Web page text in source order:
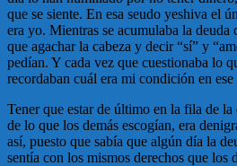
que se siente. En esa seudo yeshiva el
era yo. Mientras se acumulaba la deuda
que agachar la cabeza y decir “sí” y
pedían. Y cada vez que cuestionaba lo
recordaban cuál era mi condición en ese
Tener que estar de último en la fila de
de lo que los demás escogían, era
así, puesto que sabía que algún día la
sentía con los mismos derechos que los